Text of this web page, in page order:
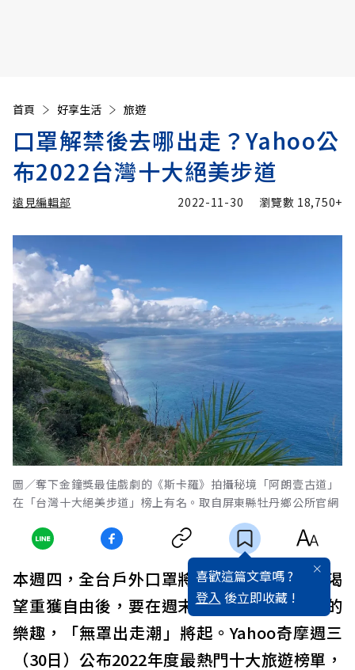
首頁 好享生活 旅遊
口罩解禁後去哪出走？Yahoo公
布2022台灣十大絕美步道
遠見編輯部 2022-11-30 瀏覽數 18,750+
圖／奪下金鐘獎最佳戲劇的《斯卡羅》拍攝秘境「阿朗壹古道」
在「台灣十大絕美步道」榜上有名。取自屏東縣牡丹鄉公所官網
喜歡這篇文章嗎 ?
登入 後立即收藏 !
本週四，全台戶外口罩將解禁，許多民眾都渴
望重獲自由後，要在週末完整享受近郊散步的
樂趣，「無罩出走潮」將起。Yahoo奇摩週三
（30日）公布2022年度最熱門十大旅遊榜單，